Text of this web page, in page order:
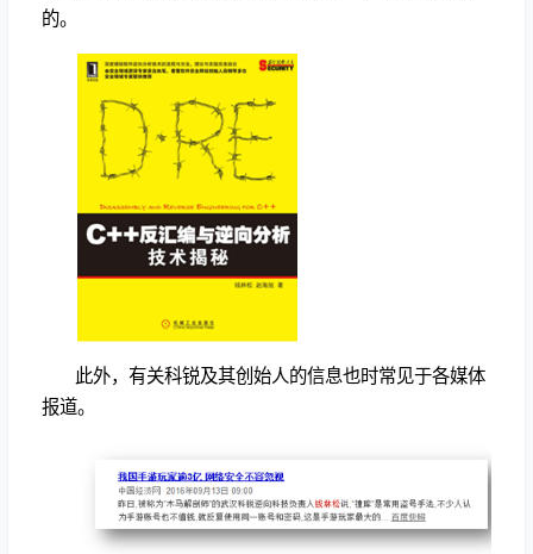
的。
此外，有关科锐及其创始人的信息也时常见于各媒体
报道。